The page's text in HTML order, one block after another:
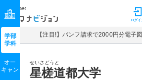
マナビジョン ログイ
【注目!】パンフ請求で2000円分電子
せいさどうと
星槎道都大学
学部
学科
オー
キャン